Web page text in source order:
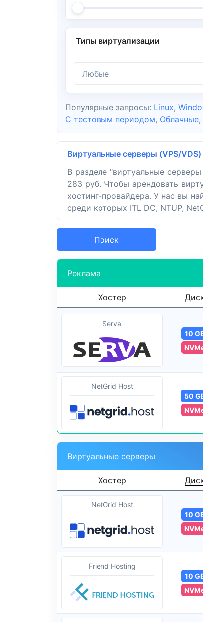
Типы виртуализации
Любые
Популярные запросы: Linux,
С тестовым периодом, Облачные,
Виртуальные серверы (VPS/VDS)
В разделе "виртуальные
283 руб. Чтобы арендовать
хостинг-провайдера. У нас вы
среди которых ITL DC, NTUP,
Поиск
Реклама
Хостер
Serva
10
NetGrid Host
50
Виртуальные серверы
Хостер
NetGrid Host
10
Friend Hosting
10